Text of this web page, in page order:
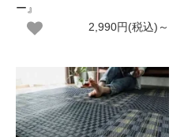
ー』
2,990円(税込)～